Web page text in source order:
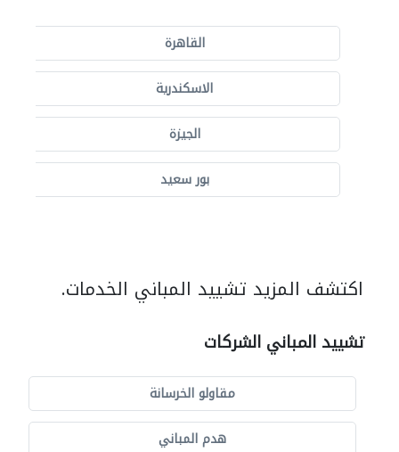
القاهرة
الاسكندرية
الجيزة
بور سعيد
اكتشف المزيد تشييد المباني الخدمات.
تشييد المباني الشركات
مقاولو الخرسانة
هدم المباني